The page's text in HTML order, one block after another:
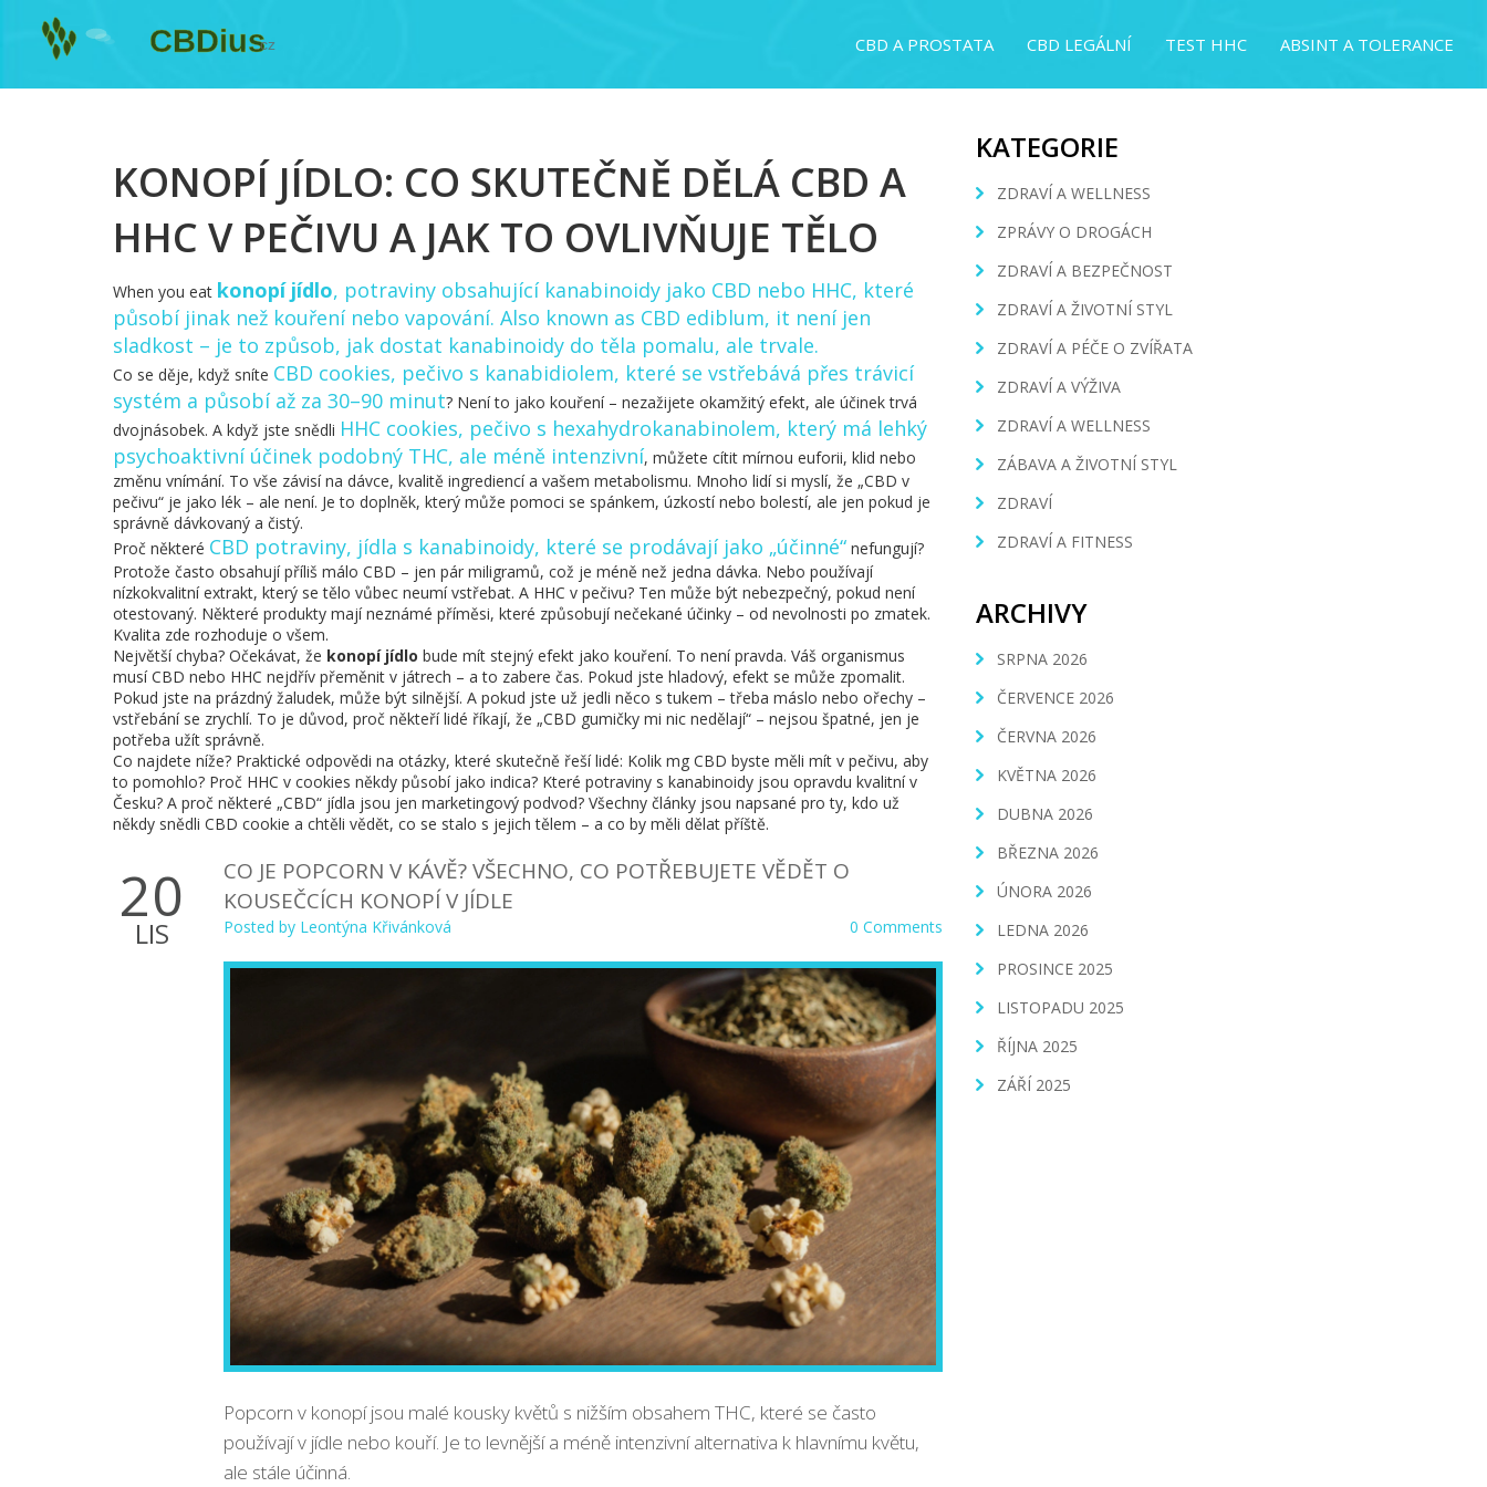
CBD A PROSTATA CBD LEGÁLNÍ TEST HHC ABSINT A TOLERANCE
KONOPÍ JÍDLO: CO SKUTEČNĚ DĚLÁ CBD A
HHC V PEČIVU A JAK TO OVLIVŇUJE TĚLO
When you eat konopí jídlo, potraviny obsahující kanabinoidy jako CBD nebo HHC, které
působí jinak než kouření nebo vapování. Also known as CBD ediblum, it není jen
sladkost – je to způsob, jak dostat kanabinoidy do těla pomalu, ale trvale.
Co se děje, když sníte CBD cookies, pečivo s kanabidiolem, které se vstřebává přes trávicí
systém a působí až za 30–90 minut? Není to jako kouření – nezažijete okamžitý efekt, ale účinek trvá
dvojnásobek. A když jste snědli HHC cookies, pečivo s hexahydrokanabinolem, který má lehký
psychoaktivní účinek podobný THC, ale méně intenzivní, můžete cítit mírnou euforii, klid nebo
změnu vnímání. To vše závisí na dávce, kvalitě ingrediencí a vašem metabolismu. Mnoho lidí si myslí, že „CBD v
pečivu“ je jako lék – ale není. Je to doplněk, který může pomoci se spánkem, úzkostí nebo bolestí, ale jen pokud je
správně dávkovaný a čistý.
Proč některé CBD potraviny, jídla s kanabinoidy, které se prodávají jako „účinné“ nefungují?
Protože často obsahují příliš málo CBD – jen pár miligramů, což je méně než jedna dávka. Nebo používají
nízkokvalitní extrakt, který se tělo vůbec neumí vstřebat. A HHC v pečivu? Ten může být nebezpečný, pokud není
otestovaný. Některé produkty mají neznámé příměsi, které způsobují nečekané účinky – od nevolnosti po zmatek.
Kvalita zde rozhoduje o všem.
Největší chyba? Očekávat, že konopí jídlo bude mít stejný efekt jako kouření. To není pravda. Váš organismus
musí CBD nebo HHC nejdřív přeměnit v játrech – a to zabere čas. Pokud jste hladový, efekt se může zpomalit.
Pokud jste na prázdný žaludek, může být silnější. A pokud jste už jedli něco s tukem – třeba máslo nebo ořechy –
vstřebání se zrychlí. To je důvod, proč někteří lidé říkají, že „CBD gumičky mi nic nedělají“ – nejsou špatné, jen je
potřeba užít správně.
Co najdete níže? Praktické odpovědi na otázky, které skutečně řeší lidé: Kolik mg CBD byste měli mít v pečivu, aby
to pomohlo? Proč HHC v cookies někdy působí jako indica? Které potraviny s kanabinoidy jsou opravdu kvalitní v
Česku? A proč některé „CBD“ jídla jsou jen marketingový podvod? Všechny články jsou napsané pro ty, kdo už
někdy snědli CBD cookie a chtěli vědět, co se stalo s jejich tělem – a co by měli dělat příště.
20
LIS
CO JE POPCORN V KÁVĚ? VŠECHNO, CO POTŘEBUJETE VĚDĚT O
KOUSEČCÍCH KONOPÍ V JÍDLE
Posted by Leontýna Křivánková 0 Comments
Popcorn v konopí jsou malé kousky květů s nižším obsahem THC, které se často
používají v jídle nebo kouří. Je to levnější a méně intenzivní alternativa k hlavnímu květu,
ale stále účinná.
KATEGORIE
ZDRAVÍ A WELLNESS
ZPRÁVY O DROGÁCH
ZDRAVÍ A BEZPEČNOST
ZDRAVÍ A ŽIVOTNÍ STYL
ZDRAVÍ A PÉČE O ZVÍŘATA
ZDRAVÍ A VÝŽIVA
ZDRAVÍ A WELLNESS
ZÁBAVA A ŽIVOTNÍ STYL
ZDRAVÍ
ZDRAVÍ A FITNESS
ARCHIVY
SRPNA 2026
ČERVENCE 2026
ČERVNA 2026
KVĚTNA 2026
DUBNA 2026
BŘEZNA 2026
ÚNORA 2026
LEDNA 2026
PROSINCE 2025
LISTOPADU 2025
ŘÍJNA 2025
ZÁŘÍ 2025